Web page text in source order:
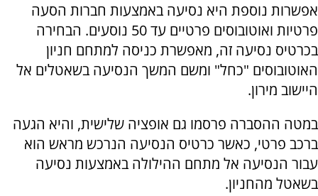
אפשרות נוספת היא נסיעה באמצעות חברות הסעה
פרטיות ואוטובוסים פרטיים עד 50 נוסעים. הבחירה
בכרטיס נסיעה זה, מאפשרת כניסה למתחם חניון
האוטובוסים "כחל" ומשם המשך הנסיעה בשאטלים אל
היישוב מירון.
במטה ההסברה פרסמו גם אופציה שלישית, והיא הגעה
ברכב פרטי, כאשר כרטיס הנסיעה הנרכש מראש הוא
עבור הנסיעה אל מתחם ההילולה באמצעות נסיעה
בשאטל מהחניון.